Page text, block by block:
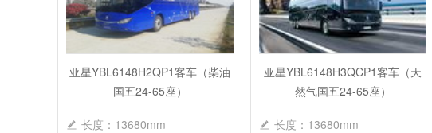
亚星YBL6148H2QP1客车（柴油
国五24-65座）
长度：13680mm
亚星YBL6148H3QCP1客车（天
然气国五24-65座）
长度：13680mm